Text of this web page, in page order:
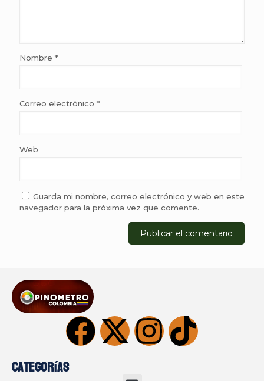
Nombre *
Correo electrónico *
Web
Guarda mi nombre, correo electrónico y web en este
navegador para la próxima vez que comente.
Categorías